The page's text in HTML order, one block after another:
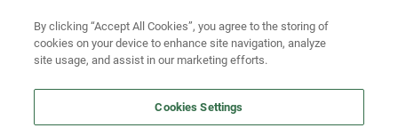
Ubicación
Busca por marca
By clicking “Accept All Cookies”, you agree to the storing of
cookies on your device to enhance site navigation, analyze
site usage, and assist in our marketing efforts.
Cookies Settings